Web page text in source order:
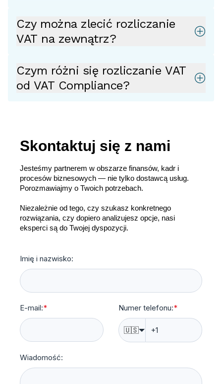
Czy można zlecić rozliczanie
VAT na zewnątrz?
Czym różni się rozliczanie VAT
od VAT Compliance?
Skontaktuj się z nami
Jesteśmy partnerem w obszarze finansów, kadr i
procesów biznesowych — nie tylko dostawcą usług.
Porozmawiajmy o Twoich potrzebach.
Niezależnie od tego, czy szukasz konkretnego
rozwiązania, czy dopiero analizujesz opcje, nasi
eksperci są do Twojej dyspozycji.
Imię i nazwisko:
E-mail:* Numer telefonu:*
🇺🇸
Wiadomość: